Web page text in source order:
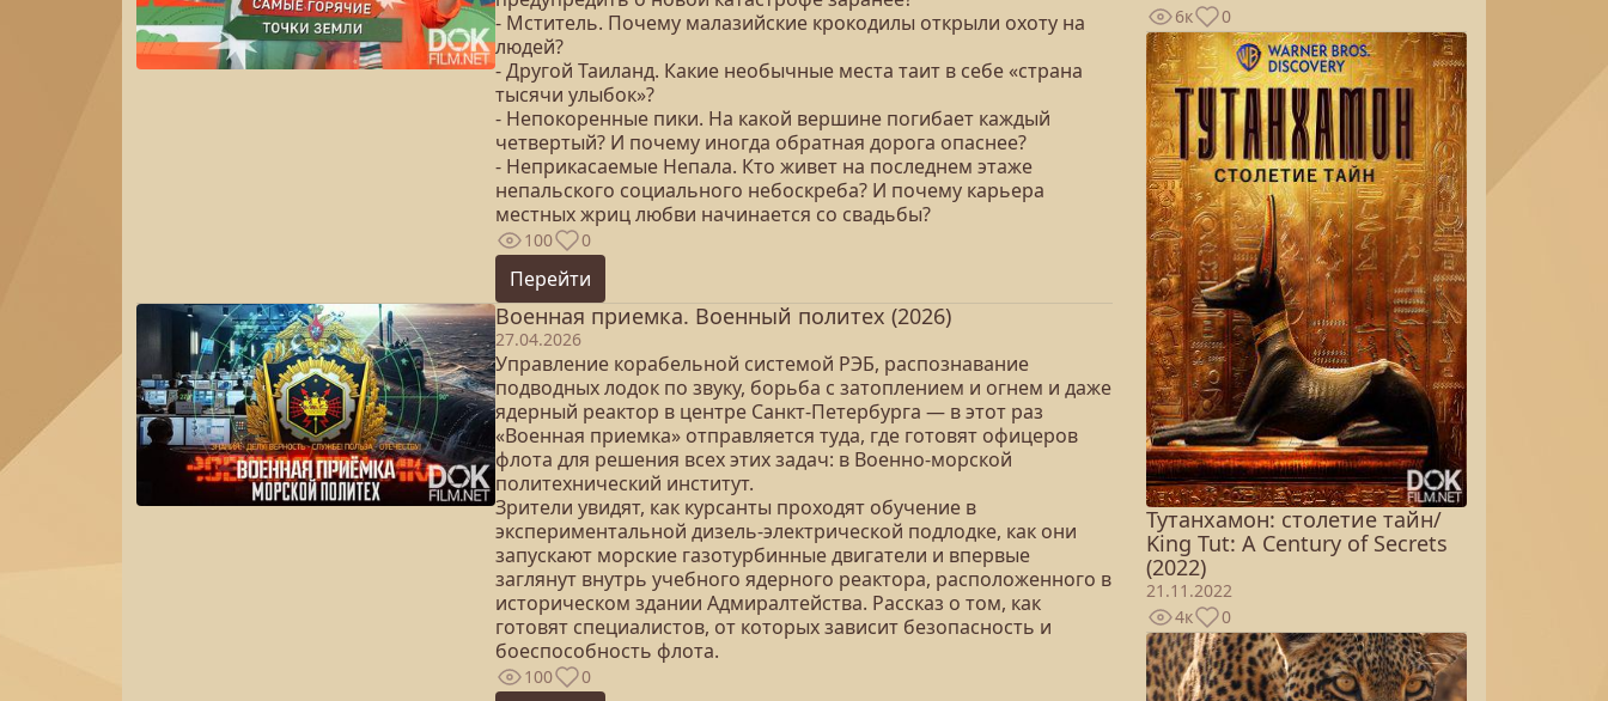
- Мститель. Почему малазийские крокодилы открыли охоту на
людей?
- Другой Таиланд. Какие необычные места таит в себе «страна
тысячи улыбок»?
- Непокоренные пики. На какой вершине погибает каждый
четвертый? И почему иногда обратная дорога опаснее?
- Неприкасаемые Непала. Кто живет на последнем этаже
непальского социального небоскреба? И почему карьера
местных жриц любви начинается со свадьбы?
100 0
Перейти
Военная приемка. Военный политех (2026)
27.04.2026
Управление корабельной системой РЭБ, распознавание
подводных лодок по звуку, борьба с затоплением и огнем и даже
ядерный реактор в центре Санкт-Петербурга — в этот раз
«Военная приемка» отправляется туда, где готовят офицеров
флота для решения всех этих задач: в Военно-морской
политехнический институт.
Зрители увидят, как курсанты проходят обучение в
экспериментальной дизель-электрической подлодке, как они
запускают морские газотурбинные двигатели и впервые
заглянут внутрь учебного ядерного реактора, расположенного в
историческом здании Адмиралтейства. Рассказ о том, как
готовят специалистов, от которых зависит безопасность и
боеспособность флота.
100 0
6к
0
Тутанхамон: столетие тайн/
King Tut: A Century of Secrets
(2022)
21.11.2022
4к
0